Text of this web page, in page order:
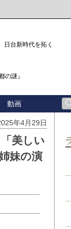
台新時代を拓く「3
の謎』
動画
年4月29日
美しい
妹の演